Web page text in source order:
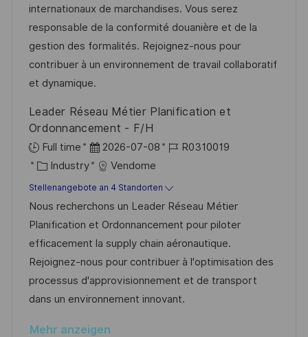
n
g
m
d
e
r
r
f
f
e
n
t
l
i
c
h
I
D
e
g
o
r
i
internationaux de marchandises. Vous serez
responsable de la conformité douanière et de la
gestion des formalités. Rejoignez-nous pour
contribuer à un environnement de travail collaboratif
et dynamique.
Leader Réseau Métier Planification et
Ordonnancement - F/H
Full time
D
a
t
u
m
d
e
r
V
r
2026-07-08
J
b
-
I
D
R0310019
K
a
t
e
g
o
r
i
Industry Vendome
Stellenangebote an 4 Standorten
Nous recherchons un Leader Réseau Métier
Planification et Ordonnancement pour piloter
efficacement la supply chain aéronautique.
Rejoignez-nous pour contribuer à l'optimisation des
processus d'approvisionnement et de transport
dans un environnement innovant.
Mehr anzeigen